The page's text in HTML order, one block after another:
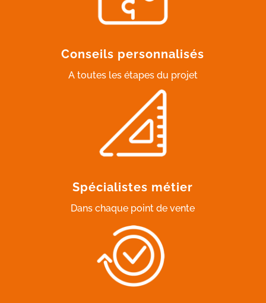
Conseils personnalisés
A toutes les étapes du projet
Spécialistes métier
Dans chaque point de vente